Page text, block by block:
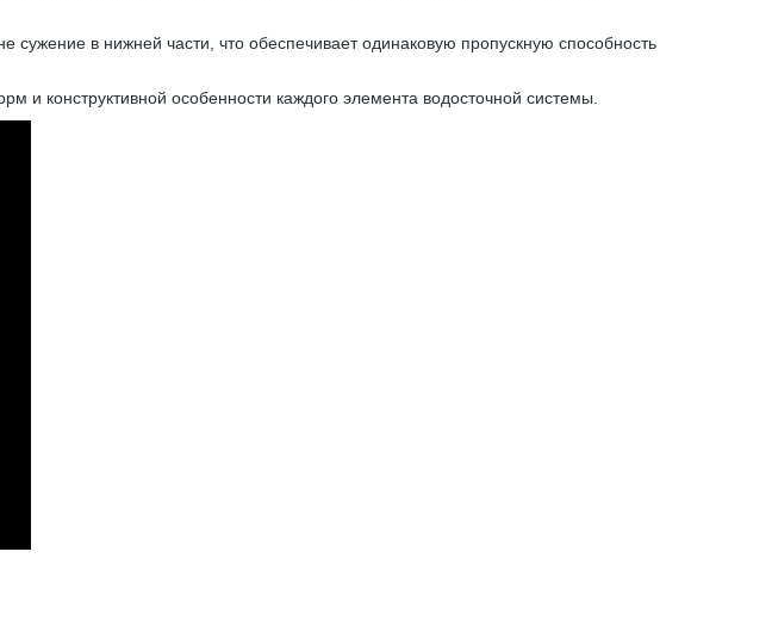
сужение в нижней части, что обеспечивает одинаковую пропускную способность
и конструктивной особенности каждого элемента водосточной системы.